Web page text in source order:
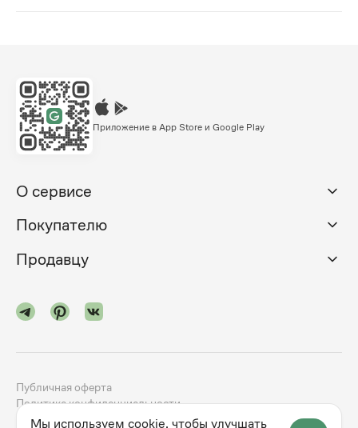
Приложение в App Store и Google Play
О сервисе
Покупателю
Продавцу
Публичная оферта
Политика конфиденциальности
Мы используем cookie, чтобы улучшать